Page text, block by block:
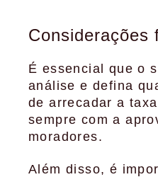
Considerações
É essencial que o
análise e defina
de arrecadar a
sempre com a
moradores.
Além disso, é